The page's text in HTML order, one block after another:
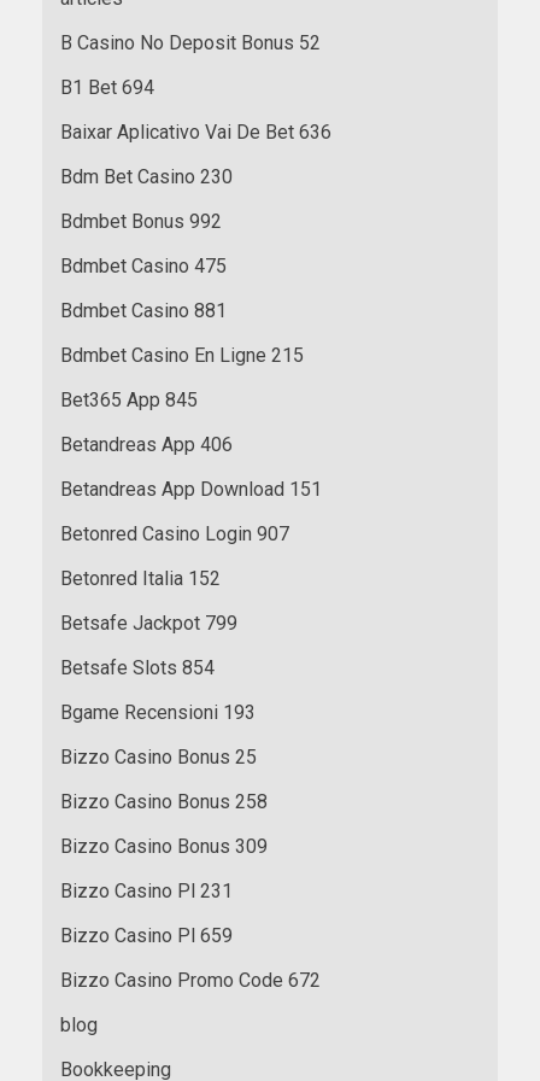
B Casino No Deposit Bonus 52
B1 Bet 694
Baixar Aplicativo Vai De Bet 636
Bdm Bet Casino 230
Bdmbet Bonus 992
Bdmbet Casino 475
Bdmbet Casino 881
Bdmbet Casino En Ligne 215
Bet365 App 845
Betandreas App 406
Betandreas App Download 151
Betonred Casino Login 907
Betonred Italia 152
Betsafe Jackpot 799
Betsafe Slots 854
Bgame Recensioni 193
Bizzo Casino Bonus 25
Bizzo Casino Bonus 258
Bizzo Casino Bonus 309
Bizzo Casino Pl 231
Bizzo Casino Pl 659
Bizzo Casino Promo Code 672
blog
Bookkeeping